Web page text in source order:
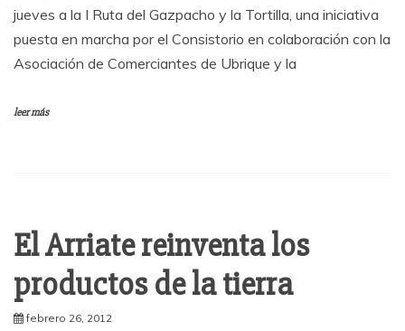
jueves a la I Ruta del Gazpacho y la Tortilla, una iniciativa
puesta en marcha por el Consistorio en colaboración con la
Asociación de Comerciantes de Ubrique y la
leer más
El Arriate reinventa los
productos de la tierra
febrero 26, 2012